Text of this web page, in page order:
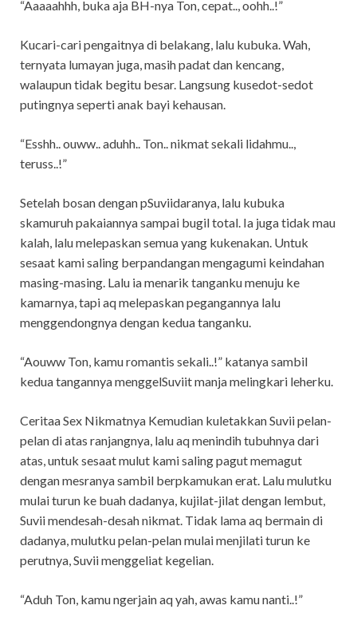
“Aaaaahhh, buka aja BH-nya Ton, cepat.., oohh..!”
Kucari-cari pengaitnya di belakang, lalu kubuka. Wah,
ternyata lumayan juga, masih padat dan kencang,
walaupun tidak begitu besar. Langsung kusedot-sedot
putingnya seperti anak bayi kehausan.
“Esshh.. ouww.. aduhh.. Ton.. nikmat sekali lidahmu..,
teruss..!”
Setelah bosan dengan pSuviidaranya, lalu kubuka
skamuruh pakaiannya sampai bugil total. Ia juga tidak mau
kalah, lalu melepaskan semua yang kukenakan. Untuk
sesaat kami saling berpandangan mengagumi keindahan
masing-masing. Lalu ia menarik tanganku menuju ke
kamarnya, tapi aq melepaskan pegangannya lalu
menggendongnya dengan kedua tanganku.
“Aouww Ton, kamu romantis sekali..!” katanya sambil
kedua tangannya menggelSuviit manja melingkari leherku.
Ceritaa Sex Nikmatnya Kemudian kuletakkan Suvii pelan-
pelan di atas ranjangnya, lalu aq menindih tubuhnya dari
atas, untuk sesaat mulut kami saling pagut memagut
dengan mesranya sambil berpkamukan erat. Lalu mulutku
mulai turun ke buah dadanya, kujilat-jilat dengan lembut,
Suvii mendesah-desah nikmat. Tidak lama aq bermain di
dadanya, mulutku pelan-pelan mulai menjilati turun ke
perutnya, Suvii menggeliat kegelian.
“Aduh Ton, kamu ngerjain aq yah, awas kamu nanti..!”